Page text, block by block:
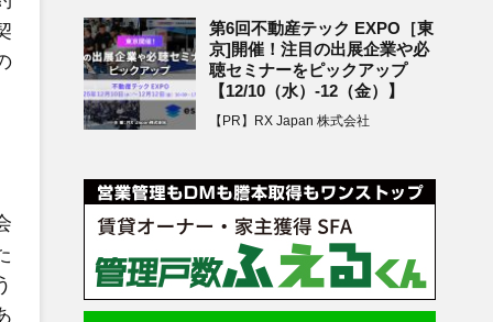
第6回不動産テック EXPO［東
京]開催！注目の出展企業や必
聴セミナーをピックアップ
【12/10（水）-12（金）】
【PR】RX Japan 株式会社